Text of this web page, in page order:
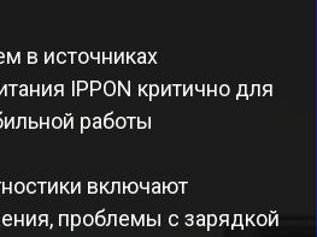
в источниках
IPPON критично для
работы
включают
проблемы с зарядкой